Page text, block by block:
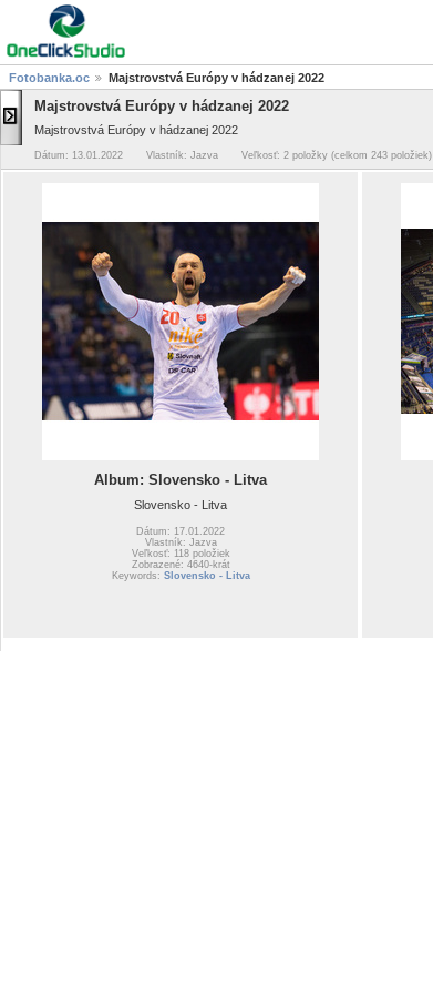
Fotobanka.oc Majstrovstvá Európy v hádzanej 2022
Majstrovstvá Európy v hádzanej 2022
Majstrovstvá Európy v hádzanej 2022
Dátum: 13.01.2022 Vlastník: Jazva Veľkosť: 2 položky (celkom 243 položiek)
Album: Slovensko - Litva
Slovensko - Litva
Dátum: 17.01.2022
Vlastník: Jazva
Veľkosť: 118 položiek
Zobrazené: 4640-krát
Keywords: Slovensko - Litva